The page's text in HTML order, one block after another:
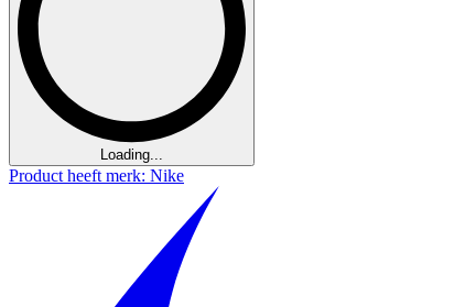
Loading...
Product heeft merk: Nike